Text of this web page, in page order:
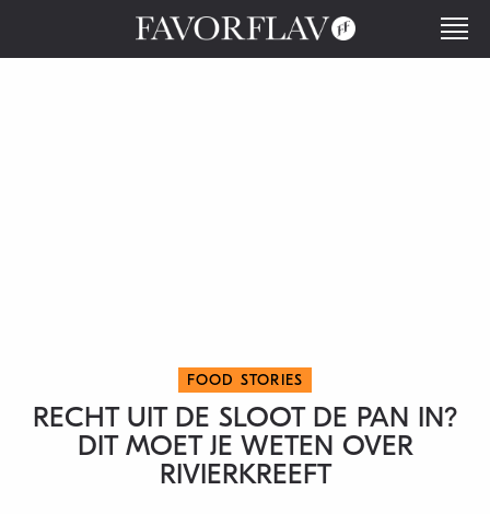
FOOD STORIES
RECHT UIT DE SLOOT DE PAN IN?
DIT MOET JE WETEN OVER
RIVIERKREEFT